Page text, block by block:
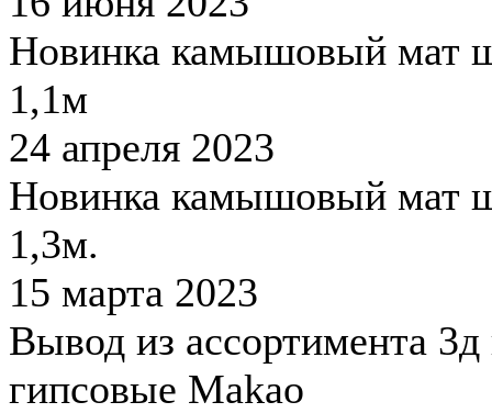
Новинка камышовый мат
1,1м
24 апреля 2023
Новинка камышовый мат
1,3м.
15 марта 2023
Вывод из ассортимента 3д
гипсовые Makao